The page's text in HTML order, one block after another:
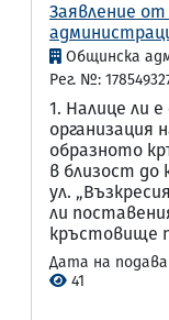
Заявление
Общинска
Рег. №:
1. Налице ли
организация
образното
в близост до
ул.
ли
кръстовище
Дата на
41